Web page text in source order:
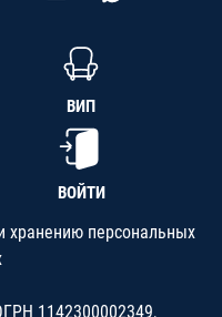
ВИП
ВОЙТИ
хранению персональных
1142300002349,